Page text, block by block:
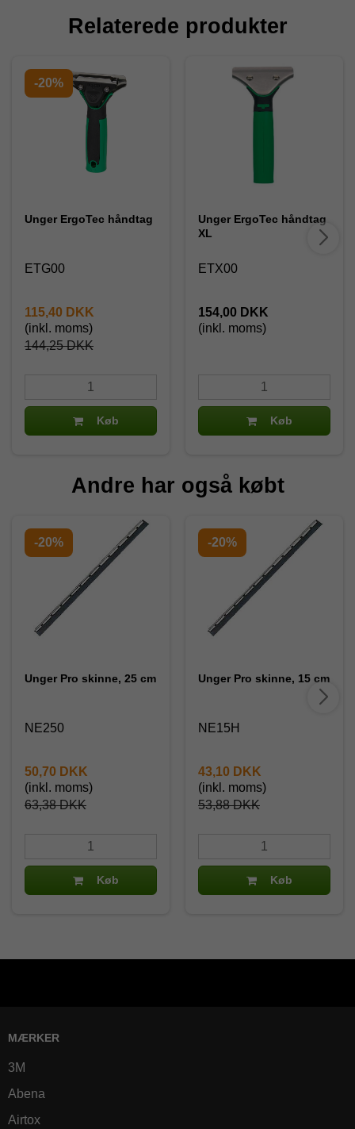
Relaterede produkter
-20%
Unger ErgoTec håndtag
ETG00
144,25 DKK
115,40 DKK
(inkl. moms)
Køb
Unger ErgoTec håndtag
XL
ETX00
154,00 DKK
(inkl. moms)
Køb
Andre har også købt
-20%
Unger Pro skinne, 25 cm
NE250
63,38 DKK
50,70 DKK
(inkl. moms)
Køb
-20%
Unger Pro skinne, 15 cm
NE15H
53,88 DKK
43,10 DKK
(inkl. moms)
Køb
MÆRKER
3M
Abena
Airtox